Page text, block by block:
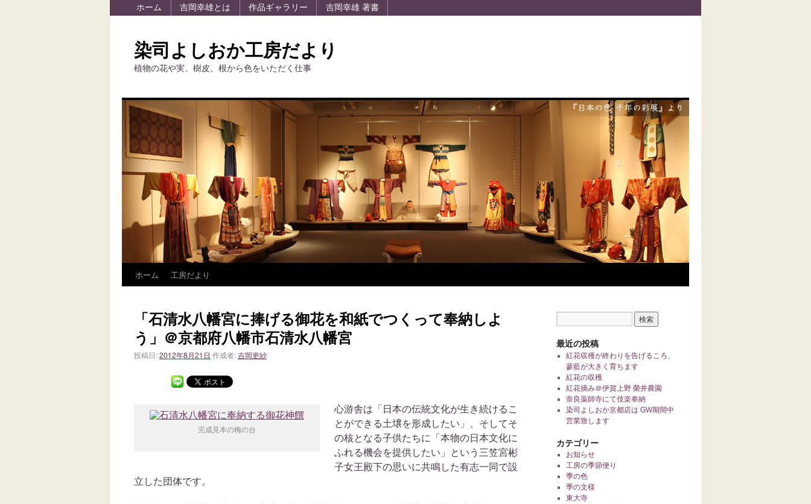
ホーム 吉岡幸雄とは 作品ギャラリー 吉岡幸雄 著書
染司よしおか工房だより
植物の花や実、樹皮、根から色をいただく仕事
ホーム 工房だより
「石清水八幡宮に捧げる御花を和紙でつくって奉納しよ
う」＠京都府八幡市石清水八幡宮
投稿日:2012年8月21日 作成者:吉岡更紗
完成見本の梅の台
心游舎は「日本の伝統文化が生き続けるこ
とができる土壌を形成したい」、そしてそ
の核となる子供たちに「本物の日本文化に
ふれる機会を提供したい」という三笠宮彬
子女王殿下の思いに共鳴した有志一同で設
立した団体です。
最近の投稿
紅花収穫が終わりを告げるころ、
蓼藍が大きく育ちます
紅花の収穫
紅花摘み＠伊賀上野 榮井農園
奈良薬師寺にて伎楽奉納
染司よしおか京都店は GW期間中
営業致します
カテゴリー
お知らせ
工房の季節便り
季の色
季の文様
東大寺